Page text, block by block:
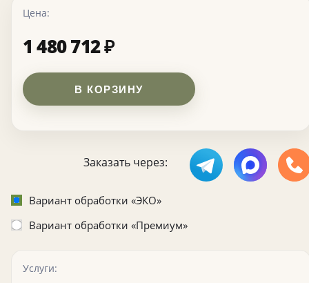
Цена:
1 480 712₽
В КОРЗИНУ
Заказать через:
Вариант обработки «ЭКО»
Вариант обработки «Премиум»
Услуги: